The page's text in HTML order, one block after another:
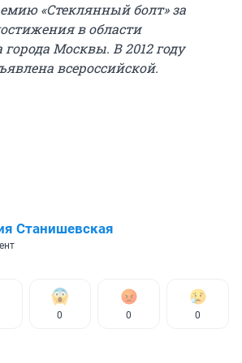
«Стеклянный болт» за
в области
города Москвы. В 2012 году
всероссийской.
Станишевская
0 0 0